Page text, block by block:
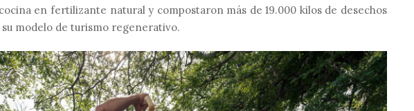
en fertilizante natural y compostaron más de 19.000 kilos de desechos
modelo de turismo regenerativo.